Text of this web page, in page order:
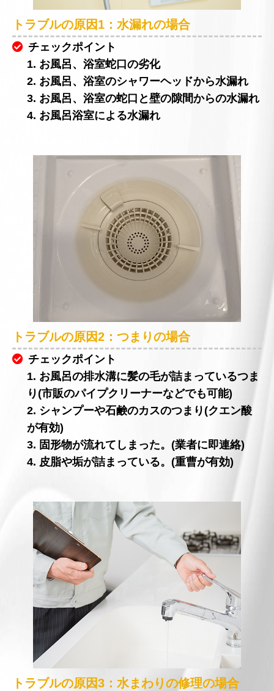
トラブルの原因1：水漏れの場合
チェックポイント
1. お風呂、浴室蛇口の劣化
2. お風呂、浴室のシャワーヘッドから水漏れ
3. お風呂、浴室の蛇口と壁の隙間からの水漏れ
4. お風呂浴室による水漏れ
トラブルの原因2：つまりの場合
チェックポイント
1. お風呂の排水溝に髪の毛が詰まっているつま
り(市販のパイプクリーナーなどでも可能)
2. シャンプーや石鹸のカスのつまり(クエン酸
が有効)
3. 固形物が流れてしまった。(業者に即連絡)
4. 皮脂や垢が詰まっている。(重曹が有効)
トラブルの原因3：水まわりの修理の場合